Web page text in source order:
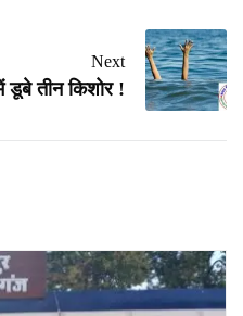
Next
डूबे तीन किशोर !